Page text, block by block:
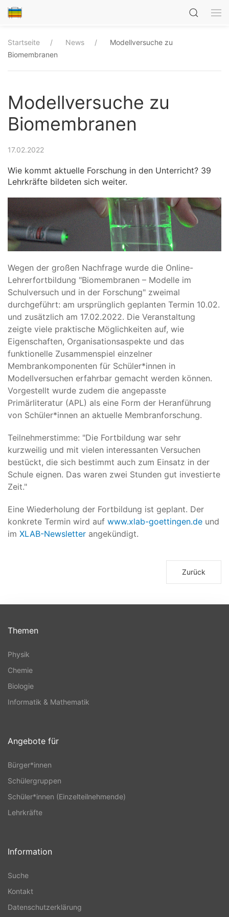
Startseite News
Modellversuche zu
Biomembranen
Modellversuche zu
Biomembranen
17.02.2022
Wie kommt aktuelle Forschung in den Unterricht? 39
Lehrkräfte bildeten sich weiter.
Wegen der großen Nachfrage wurde die Online-
Lehrerfortbildung "Biomembranen – Modelle im
Schulversuch und in der Forschung" zweimal
durchgeführt: am ursprünglich geplanten Termin 10.02.
und zusätzlich am 17.02.2022. Die Veranstaltung
zeigte viele praktische Möglichkeiten auf, wie
Eigenschaften, Organisationsaspekte und das
funktionelle Zusammenspiel einzelner
Membrankomponenten für Schüler*innen in
Modellversuchen erfahrbar gemacht werden können.
Vorgestellt wurde zudem die angepasste
Primärliteratur (APL) als eine Form der Heranführung
von Schüler*innen an aktuelle Membranforschung.
Teilnehmerstimme: "Die Fortbildung war sehr
kurzweilig und mit vielen interessanten Versuchen
bestückt, die sich bestimmt auch zum Einsatz in der
Schule eignen. Das waren zwei Stunden gut investierte
Zeit."
Eine Wiederholung der Fortbildung ist geplant. Der
konkrete Termin wird auf www.xlab-goettingen.de und
im XLAB-Newsletter angekündigt.
Zurück
Themen
Physik
Chemie
Biologie
Informatik & Mathematik
Angebote für
Bürger*innen
Schülergruppen
Schüler*innen (Einzelteilnehmende)
Lehrkräfte
Information
Suche
Kontakt
Datenschutzerklärung